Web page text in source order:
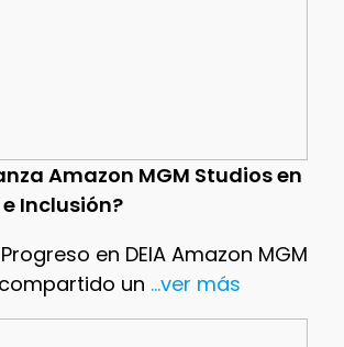
Amazon MGM Studios en
Inclusión?
en DEIA Amazon MGM
un ...ver más